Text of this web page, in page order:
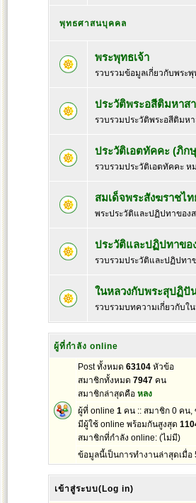
พุทธศาสนบุคคล
พระพุทธเจ้า
รวบรวมข้อมูลเกี่ยวกับพระพุ
ประวัติพระอสีติมหาส
รวบรวมประวัติพระอสีติมห
ประวัติเอตทัคคะ (ภิก
รวบรวมประวัติเอตทัคคะ
สมเด็จพระสังฆราชไท
พระประวัติและปฏิปทาของ
ประวัติและปฏิปทาขอ
รวบรวมประวัติและปฏิปทา
ในหลวงกับพระสุปฏิปั
รวบรวมบทความเกี่ยวกับใ
ผู้ที่กำลัง online
Post ทั้งหมด 63104 หัวข้อ
สมาชิกทั้งหมด 7947 คน
สมาชิกล่าสุดคือ หลง
ผู้ที่ online 1 คน :: สมาชิก 0 คน
มีผู้ใช้ online พร้อมกันสูงสุด
สมาชิกที่กำลัง online: (ไม่มี)
ข้อมูลนี้เป็นการทำงานล่าสุดเมื่อ
เข้าสู่ระบบ(Log in)